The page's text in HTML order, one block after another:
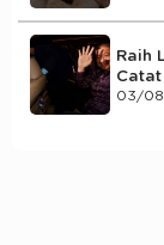
Raih
03/